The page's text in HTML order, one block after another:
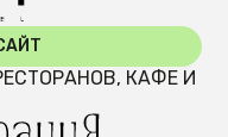
КАФЕ И